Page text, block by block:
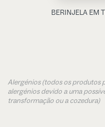
BERINJELA EM
Alergénios (todos os produtos
alergénios devido a uma
transformação ou a cozedura)